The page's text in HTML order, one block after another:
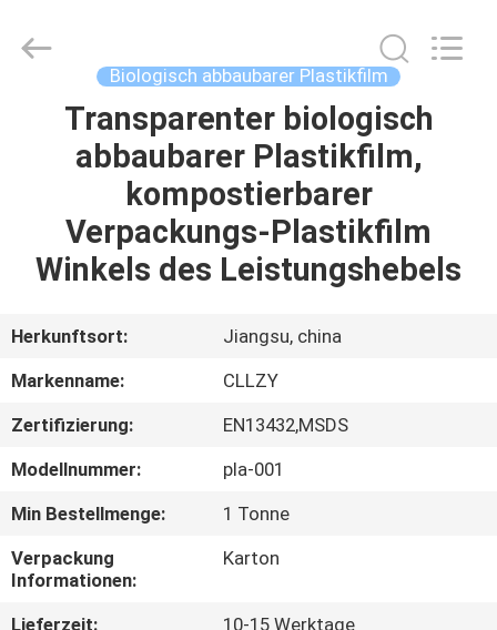
HAUSE
PRODUKTE
UNS
QUALITÄTSKONTROLLE
NEUIGKEITEN
BITTE UM
Materials
Biologisch abbaubarer Plastikfilm
Transparenter biologisch
abbaubarer Plastikfilm,
kompostierbarer
Verpackungs-Plastikfilm
Winkels des Leistungshebels
Herkunftsort:
Jiangsu, china
Markenname:
CLLZY
Zertifizierung:
EN13432,MSDS
Modellnummer:
pla-001
Min Bestellmenge:
1 Tonne
Verpackung
Informationen:
Karton
Lieferzeit:
10-15 Werktage